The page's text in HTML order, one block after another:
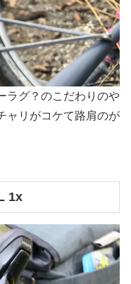
ラグ？のこだわりのや
ャリがコケて路肩のが
1x